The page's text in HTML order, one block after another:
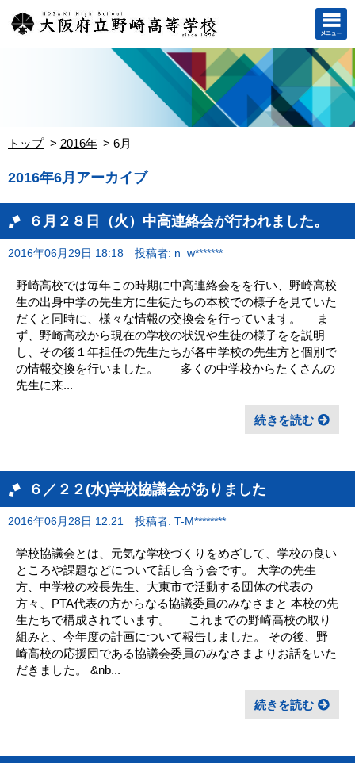
トップ 2016年 6月
2016年6月アーカイブ
６月２８日（火）中高連絡会が行われました。
2016年06月29日 18:18 投稿者: n_w*******
野崎高校では毎年この時期に中高連絡会をを行い、野崎高校
生の出身中学の先生方に生徒たちの本校での様子を見ていた
だくと同時に、様々な情報の交換会を行っています。 ま
ず、野崎高校から現在の学校の状況や生徒の様子をを説明
し、その後１年担任の先生たちが各中学校の先生方と個別で
の情報交換を行いました。 多くの中学校からたくさんの
先生に来...
続きを読む
６／２２(水)学校協議会がありました
2016年06月28日 12:21 投稿者: T-M********
学校協議会とは、元気な学校づくりをめざして、学校の良い
ところや課題などについて話し合う会です。 大学の先生
方、中学校の校長先生、大東市で活動する団体の代表の
方々、PTA代表の方からなる協議委員のみなさまと 本校の先
生たちで構成されています。 これまでの野崎高校の取り
組みと、今年度の計画について報告しました。 その後、野
崎高校の応援団である協議会委員のみなさまよりお話をいた
だきました。 &nb...
続きを読む